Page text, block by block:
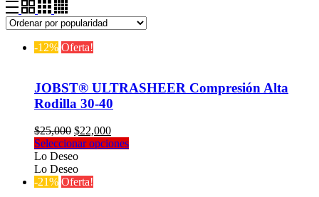
-12% Oferta!
JOBST® ULTRASHEER Compresión Alta
Rodilla 30-40
$25,000 El
precio
original
era:
$25,000.
$22,000El
precio
Seleccionar opcionesEste
Lo Deseo
Lo Deseo
-21% Oferta!